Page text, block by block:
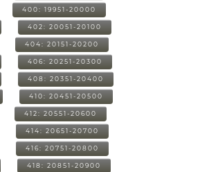
400: 19951-20000
402: 20051-20100
404: 20151-20200
406: 20251-20300
408: 20351-20400
410: 20451-20500
412: 20551-20600
414: 20651-20700
416: 20751-20800
418: 20851-20900